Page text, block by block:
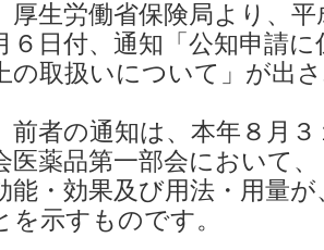
厚生労働省保険局より、平
６日付、通知「公知申請
の取扱いについて」が出
前者の通知は、本年８月３
医薬品第一部会において
能・効果及び用法・用量
を示すものです。